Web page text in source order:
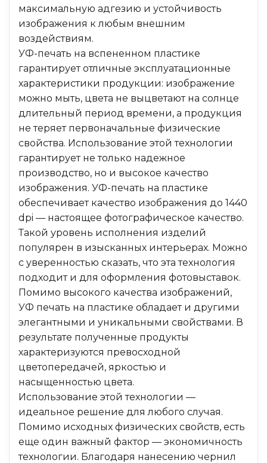
максимальную адгезию и устойчивость
изображения к любым внешним
воздействиям.
УФ-печать на вспененном пластике
гарантирует отличные эксплуатационные
характеристики продукции: изображение
можно мыть, цвета не выцветают на солнце
длительный период времени, а продукция
не теряет первоначальные физические
свойства. Использование этой технологии
гарантирует не только надежное
производство, но и высокое качество
изображения. УФ-печать на пластике
обеспечивает качество изображения до 1440
dpi — настоящее фотографическое качество.
Такой уровень исполнения изделий
популярен в изысканных интерьерах. Можно
с уверенностью сказать, что эта технология
подходит и для оформления фотовыставок.
Помимо высокого качества изображений,
УФ печать на пластике обладает и другими
элегантными и уникальными свойствами. В
результате полученные продукты
характеризуются превосходной
цветопередачей, яркостью и
насыщенностью цвета.
Использование этой технологии —
идеальное решение для любого случая.
Помимо исходных физических свойств, есть
еще один важный фактор — экономичность
технологии. Благодаря нанесению чернил